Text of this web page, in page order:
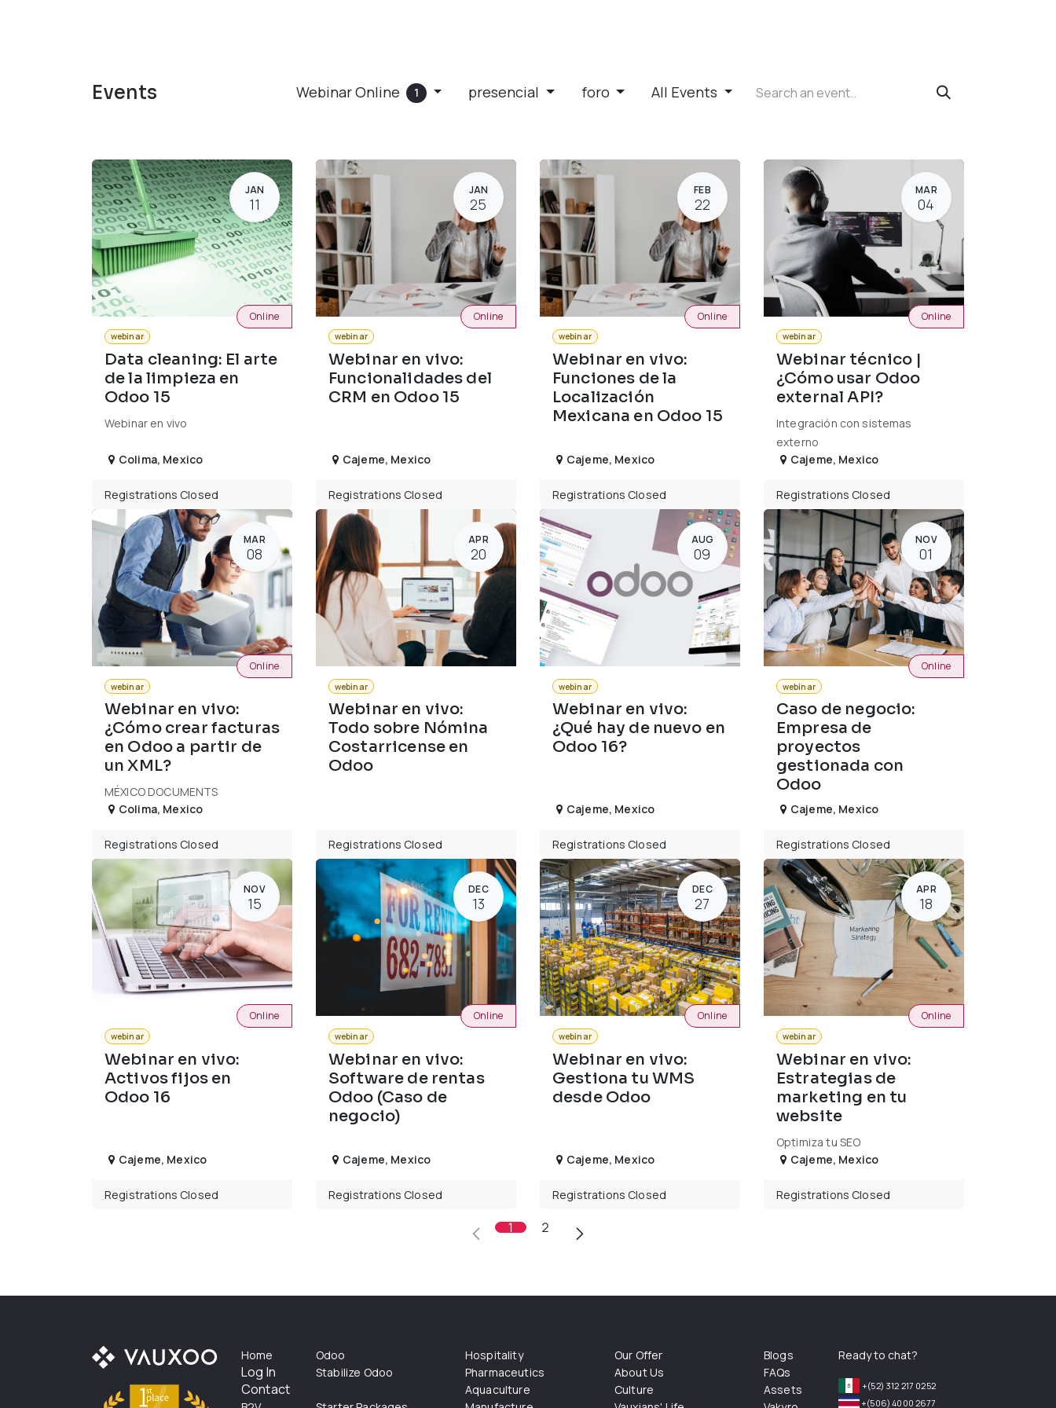
Events Webinar Online 1 presencial foro All Events
JAN
11
webinar
Data cleaning: El arte
de la limpieza en
Odoo 15
Webinar en vivo
Online
Colima, Mexico
Registrations Closed
JAN
25
webinar
Webinar en vivo:
Funcionalidades del
CRM en Odoo 15
Online
Cajeme, Mexico
Registrations Closed
FEB
22
webinar
Webinar en vivo:
Funciones de la
Localización
Mexicana en Odoo 15
Online
Cajeme, Mexico
Registrations Closed
MAR
04
webinar
Webinar técnico |
¿Cómo usar Odoo
external API?
Integración con sistemas
externo
Online
Cajeme, Mexico
Registrations Closed
MAR
08
webinar
Webinar en vivo:
¿Cómo crear facturas
en Odoo a partir de
un XML?
MÉXICO DOCUMENTS
Online
Colima, Mexico
Registrations Closed
APR
20
webinar
Webinar en vivo:
Todo sobre Nómina
Costarricense en
Odoo
Registrations Closed
AUG
09
webinar
Webinar en vivo:
¿Qué hay de nuevo en
Odoo 16?
Cajeme, Mexico
Registrations Closed
NOV
01
webinar
Caso de negocio:
Empresa de
proyectos
gestionada con
Odoo
Online
Cajeme, Mexico
Registrations Closed
NOV
15
webinar
Webinar en vivo:
Activos fijos en
Odoo 16
Online
Cajeme, Mexico
Registrations Closed
DEC
13
webinar
Webinar en vivo:
Software de rentas
Odoo (Caso de
negocio)
Online
Cajeme, Mexico
Registrations Closed
DEC
27
webinar
Webinar en vivo:
Gestiona tu WMS
desde Odoo
Online
Cajeme, Mexico
Registrations Closed
APR
18
webinar
Webinar en vivo:
Estrategias de
marketing en tu
website
Optimiza tu SEO
Online
Cajeme, Mexico
Registrations Closed
1 2
Home
Log In
Contact
Odoo
Stabilize Odoo
Hospitality
Pharmaceutics
Aquaculture
Our Offer
About Us
Culture
Blogs
FAQs
Assets
Ready to chat?
+(52) 312 217 0252
+(506) 4000 2677